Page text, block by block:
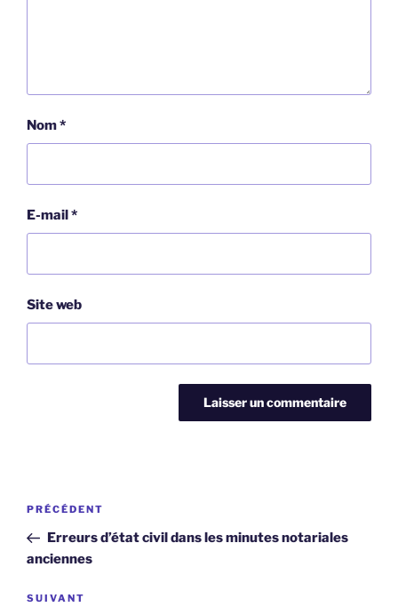
Nom*
E-mail*
Site web
Navigation
l’article
Article
précédent
PRÉCÉDENT
Erreurs d’état civil dans les minutes notariales
anciennes
Article
SUIVANT